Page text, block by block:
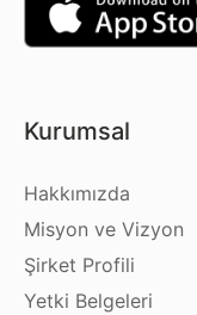
Kurumsal
Hakkımızda
Misyon ve Vizyon
Şirket Profili
Yetki Belgeleri